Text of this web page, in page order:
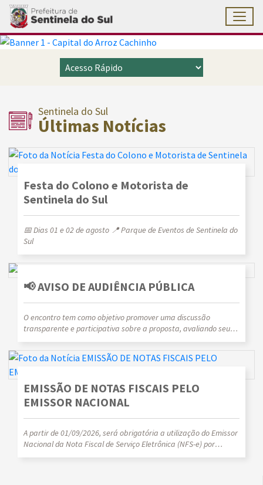
Ir para conteúdo principal
Conteúdo Principal
Prefeitura Municipal de
Sentinela do Sul
Últimas Notícias
Festa do Colono e Motorista de
Sentinela do Sul
📅 Dias 01 e 02 de agosto 📍 Parque de Eventos de Sentinela do
Sul
📢 AVISO DE AUDIÊNCIA PÚBLICA
O encontro tem como objetivo promover uma discussão
transparente e participativa sobre a proposta, avaliando seus
impactos, benefícios e reflexos para o desenvolvimento urbano,
social e econômico da cidade.
EMISSÃO DE NOTAS FISCAIS PELO
EMISSOR NACIONAL
A partir de 01/09/2026, será obrigatória a utilização do Emissor
Nacional da Nota Fiscal de Serviço Eletrônica (NFS-e) por
empresas optantes pelo Simples Nacional.